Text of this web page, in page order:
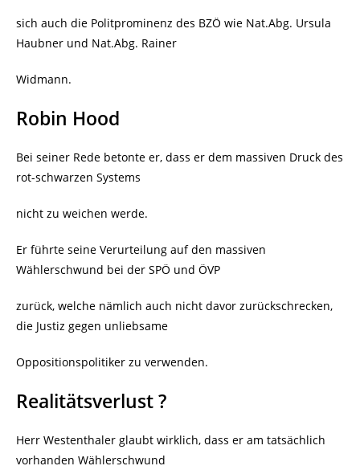
sich auch die Politprominenz des BZÖ wie Nat.Abg. Ursula
Haubner und Nat.Abg. Rainer
Widmann.
Robin Hood
Bei seiner Rede betonte er, dass er dem massiven Druck des
rot-schwarzen Systems
nicht zu weichen werde.
Er führte seine Verurteilung auf den massiven
Wählerschwund bei der SPÖ und ÖVP
zurück, welche nämlich auch nicht davor zurückschrecken,
die Justiz gegen unliebsame
Oppositionspolitiker zu verwenden.
Realitätsverlust ?
Herr Westenthaler glaubt wirklich, dass er am tatsächlich
vorhanden Wählerschwund